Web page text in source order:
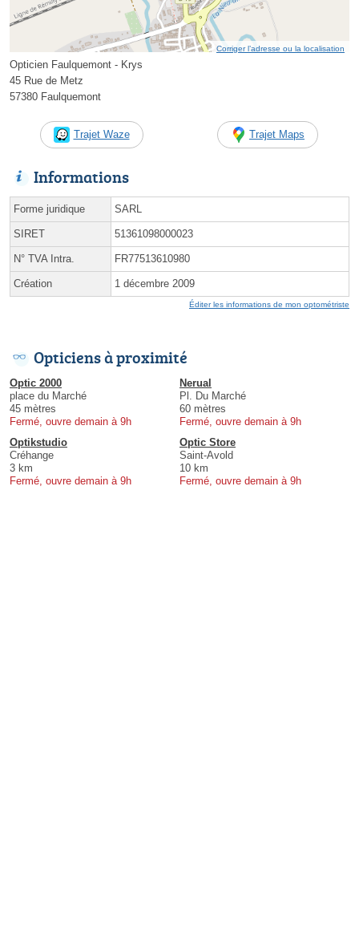
Corriger l’adresse ou la localisation
Opticien Faulquemont - Krys
45 Rue de Metz
57380 Faulquemont
Trajet Waze Trajet Maps
Informations
Forme juridique SARL
SIRET 51361098000023
N° TVA Intra. FR77513610980
Création 1 décembre 2009
Éditer les informations de mon optométriste
Opticiens à proximité
Optic 2000
place du Marché
45 mètres
Fermé, ouvre demain à 9h
Nerual
Pl. Du Marché
60 mètres
Fermé, ouvre demain à 9h
Optikstudio
Créhange
3 km
Fermé, ouvre demain à 9h
Optic Store
Saint-Avold
10 km
Fermé, ouvre demain à 9h